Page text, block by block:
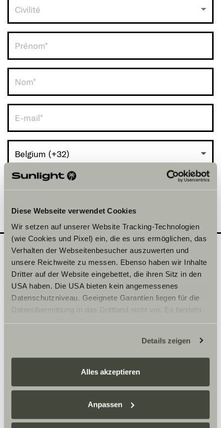
Diese Webseite verwendet Cookies
Wir setzen auf unserer Website Tracking-Technologien
(wie Cookies und Pixel) ein, die es uns ermöglichen, das
Verhalten der Webseitenbesucher auszuwerten und
unsere Reichweite zu messen. Ebenso haben wir Inhalte
Dritter auf der Website eingebettet, die ihren Sitz in den
USA haben. Die USA bieten kein angemessenes
Datenschutzniveau. Geeignete Garantien liegen für die
Datenübermittlung in das Drittland nicht vor. Es besteht
zustehen. Eingesetzte Dienstleister können Daten für
eigene Zwecke verarbeiten und mit anderen Daten
zusammenführen. Weitere Informationen finden Sie hier:
Sunlight Business. Akzeptieren Sie oder wählen Sie
einzelne Cookies/Dienste in den Einstellungen aus,
erteilen Sie uns Ihre Einwilligung zur Verarbeitung Ihrer
Details zeigen
Alles akzeptieren
Anpassen
3.Notre concessionnaire le plus proche va prendre
Civilité
Belgium (+32)
2
Quel modèle souhaiteriez-
vous découvrir en
concession ?
Inscrivez ici la date de votre choix.
Heure